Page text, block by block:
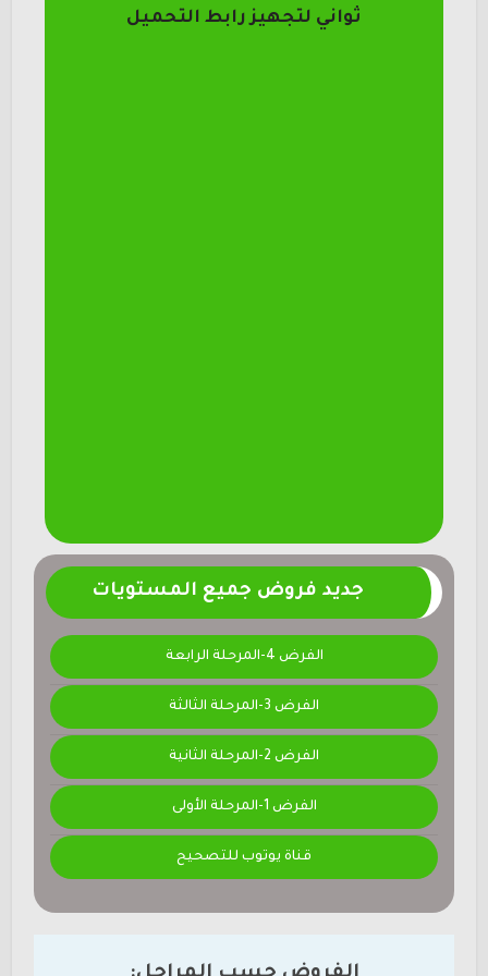
الفرض 4-المرحلة الرابعة
الفرض 3-المرحلة الثالثة
الفرض 2-المرحلة الثانية
الفرض 1-المرحلة الأولى
قناة يوتوب للتصحيح
الفروض حسب المراحل: